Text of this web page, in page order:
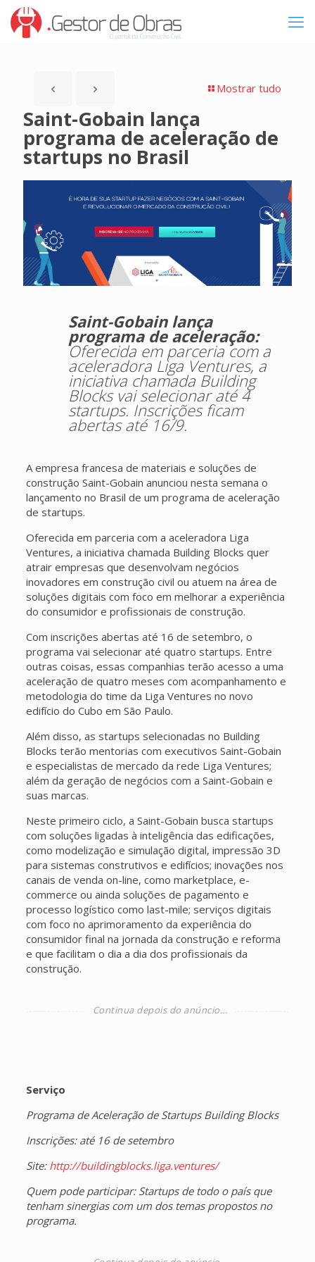
Mostrar tudo
Saint-Gobain lança
programa de aceleração de
startups no Brasil
Saint-Gobain lança
programa de aceleração:
Oferecida em parceria com a
aceleradora Liga Ventures, a
iniciativa chamada Building
Blocks vai selecionar até 4
startups. Inscrições ficam
abertas até 16/9.
A empresa francesa de materiais e soluções de
construção Saint-Gobain anunciou nesta semana o
lançamento no Brasil de um programa de aceleração
de startups.
Oferecida em parceria com a aceleradora Liga
Ventures, a iniciativa chamada Building Blocks quer
atrair empresas que desenvolvam negócios
inovadores em construção civil ou atuem na área de
soluções digitais com foco em melhorar a experiência
do consumidor e profissionais de construção.
Com inscrições abertas até 16 de setembro, o
programa vai selecionar até quatro startups. Entre
outras coisas, essas companhias terão acesso a uma
aceleração de quatro meses com acompanhamento e
metodologia do time da Liga Ventures no novo
edifício do Cubo em São Paulo.
Além disso, as startups selecionadas no Building
Blocks terão mentorias com executivos Saint-Gobain
e especialistas de mercado da rede Liga Ventures;
além da geração de negócios com a Saint-Gobain e
suas marcas.
Neste primeiro ciclo, a Saint-Gobain busca startups
com soluções ligadas à inteligência das edificações,
como modelização e simulação digital, impressão 3D
para sistemas construtivos e edifícios; inovações nos
canais de venda on-line, como marketplace, e-
commerce ou ainda soluções de pagamento e
processo logístico como last-mile; serviços digitais
com foco no aprimoramento da experiência do
consumidor final na jornada da construção e reforma
e que facilitam o dia a dia dos profissionais da
construção.
Serviço
Programa de Aceleração de Startups Building Blocks
Inscrições: até 16 de setembro
Site: http://buildingblocks.liga.ventures/
Quem pode participar: Startups de todo o país que
tenham sinergias com um dos temas propostos no
programa.